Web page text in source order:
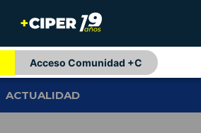
Acceso Comunidad +C
ACTUALIDAD